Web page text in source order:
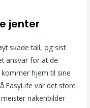
jenter
skade tall, og sist
ansvar for at de
hjem til sine
EasyLife var det store
nakenbilder